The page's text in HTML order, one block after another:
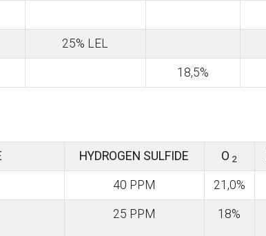
25% LEL
18,5%
HYDROGEN SULFIDE O 2
40 PPM 21,0%
25 PPM 18%